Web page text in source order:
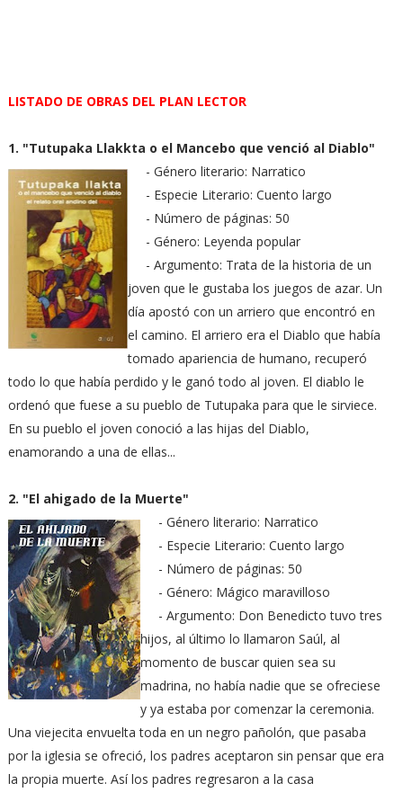
LISTADO DE OBRAS DEL PLAN LECTOR
1. "Tutupaka Llakkta o el Mancebo que venció al Diablo"
- Género literario: Narratico
- Especie Literario: Cuento largo
- Número de páginas: 50
- Género: Leyenda popular
- Argumento: Trata de la historia de un
joven que le gustaba los juegos de azar. Un
día apostó con un arriero que encontró en
el camino. El arriero era el Diablo que había
tomado apariencia de humano, recuperó
todo lo que había perdido y le ganó todo al joven. El diablo le
ordenó que fuese a su pueblo de Tutupaka para que le sirviece.
En su pueblo el joven conoció a las hijas del Diablo,
enamorando a una de ellas...
2. "El ahigado de la Muerte"
- Género literario: Narratico
- Especie Literario: Cuento largo
- Número de páginas: 50
- Género: Mágico maravilloso
- Argumento: Don Benedicto tuvo tres
hijos, al último lo llamaron Saúl, al
momento de buscar quien sea su
madrina, no había nadie que se ofreciese
y ya estaba por comenzar la ceremonia.
Una viejecita envuelta toda en un negro pañolón, que pasaba
por la iglesia se ofreció, los padres aceptaron sin pensar que era
la propia muerte. Así los padres regresaron a la casa